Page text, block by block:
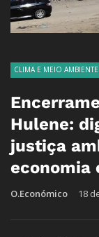
CLIMA E MEIO AMBIENTE
Hulene:
justiça
economia
O.Económico 18